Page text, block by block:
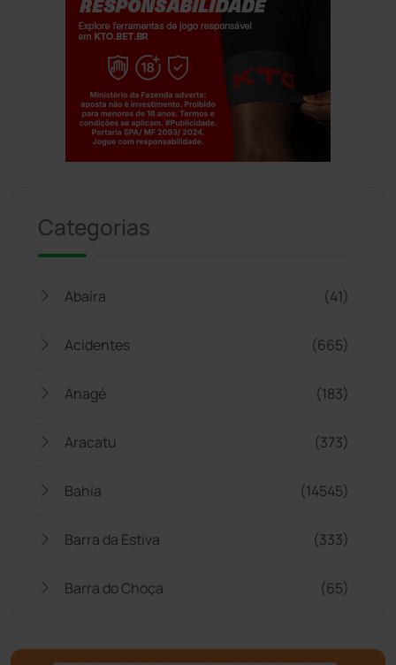
Categorias
Abaíra (41)
Acidentes (665)
Anagé (183)
Aracatu (373)
Bahia (14545)
Barra da Estiva (333)
Barra do Choça (65)